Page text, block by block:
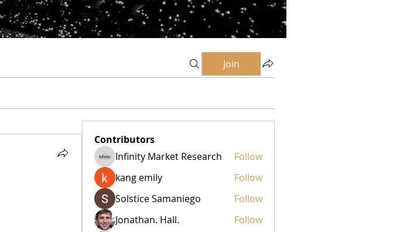
Join
Contributors
Infinity Market Research
Follow
kang emily
Follow
Solstice Samaniego
Follow
Jonathan. Hall.
Follow